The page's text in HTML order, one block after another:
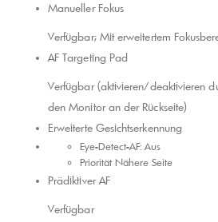
Manueller Fokus
Verfügbar; Mit erweitertem
AF Targeting Pad
Verfügbar (aktivieren/deaktivieren
den Monitor an der Rückseite)
Erweiterte Gesichtserkennung
Eye-Detect-AF: Aus
Priorität Nähere Seite
Prädiktiver AF
Verfügbar